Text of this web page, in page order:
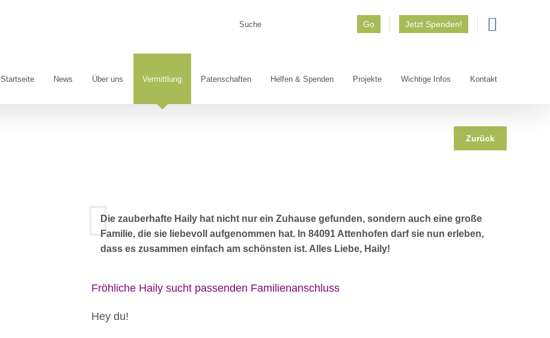
Go Jetzt Spenden!
Startseite News Über uns Vermittlung Patenschaften Helfen & Spenden Projekte Wichtige Infos Kontakt
Zurück
Die zauberhafte Haily hat nicht nur ein Zuhause gefunden, sondern auch eine große
Familie, die sie liebevoll aufgenommen hat. In 84091 Attenhofen darf sie nun erleben,
dass es zusammen einfach am schönsten ist. Alles Liebe, Haily!
Fröhliche Haily sucht passenden Familienanschluss
Hey du!